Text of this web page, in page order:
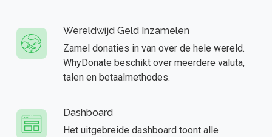
Wereldwijd Geld Inzamelen
Zamel donaties in van over de hele wereld.
WhyDonate beschikt over meerdere valuta,
talen en betaalmethodes.
Dashboard
Het uitgebreide dashboard toont alle